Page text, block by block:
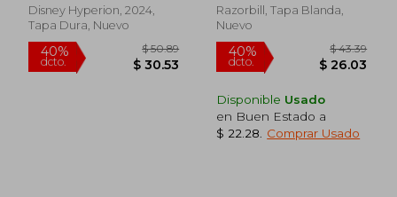
Disney Hyperion, 2024,
Tapa Dura, Nuevo
Razorbill, Tapa Blanda,
Nuevo
Disponible Usado
en Buen Estado a
$ 22.28
Comprar Usado